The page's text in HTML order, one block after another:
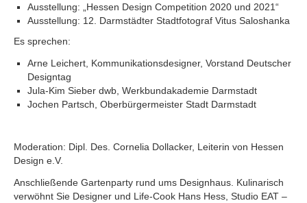
Ausstellung: „Hessen Design Competition 2020 und 2021“
Ausstellung: 12. Darmstädter Stadtfotograf Vitus Saloshanka
Es sprechen:
Arne Leichert, Kommunikationsdesigner, Vorstand Deutscher
Designtag
Jula-Kim Sieber dwb, Werkbundakademie Darmstadt
Jochen Partsch, Oberbürgermeister Stadt Darmstadt
Moderation: Dipl. Des. Cornelia Dollacker, Leiterin von Hessen
Design e.V.
Anschließende Gartenparty rund ums Designhaus. Kulinarisch
verwöhnt Sie Designer und Life-Cook Hans Hess, Studio EAT –